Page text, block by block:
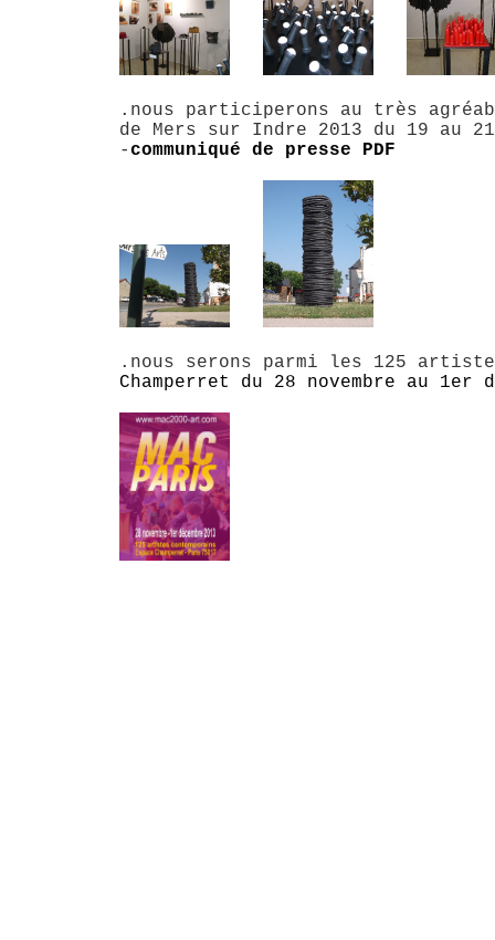
.nous participerons au très
de Mers sur Indre 2013 du 19 au
-communiqué de presse PDF
.nous serons parmi les 125
Champerret du 28 novembre au 1er